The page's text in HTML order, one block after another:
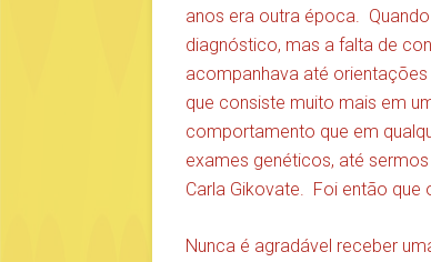
anos era outra época.
diagnóstico, mas a falta de
acompanhava até
que consiste muito mais em
comportamento que em
exames genéticos, até
Carla Gikovate. Foi então que
Nunca é agradável receber